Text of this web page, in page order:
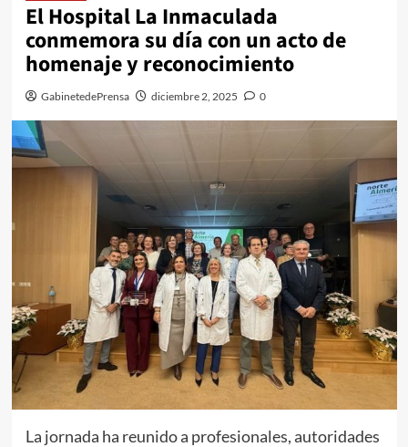
El Hospital La Inmaculada
conmemora su día con un acto de
homenaje y reconocimiento
GabinetedePrensa diciembre 2, 2025 0
La jornada ha reunido a profesionales, autoridades